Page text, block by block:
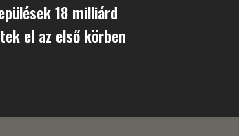
18 milliárd
el az első körben